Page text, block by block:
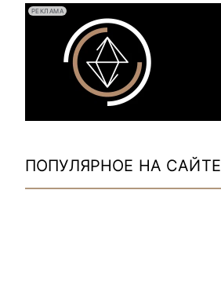
РЕКЛАМА
ПОПУЛЯРНОЕ НА САЙТЕ